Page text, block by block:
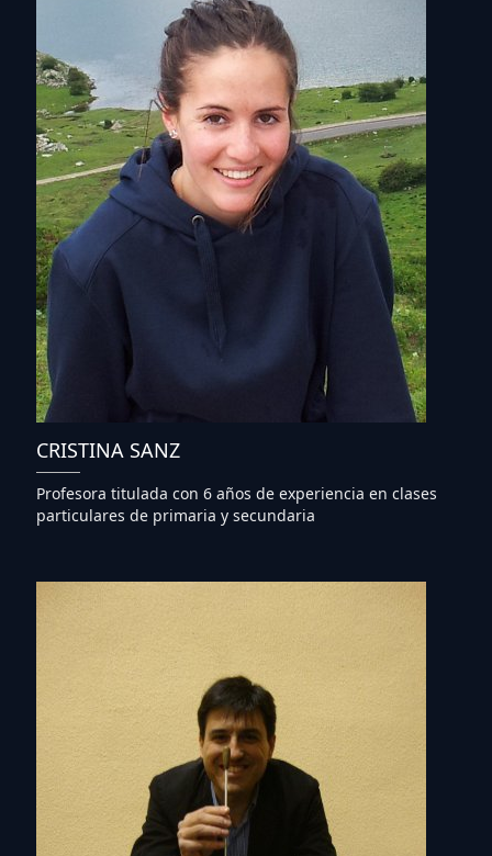
CRISTINA SANZ
Profesora titulada con 6 años de experiencia en clases
particulares de primaria y secundaria